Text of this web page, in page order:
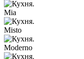
Mia
Misto
Moderno